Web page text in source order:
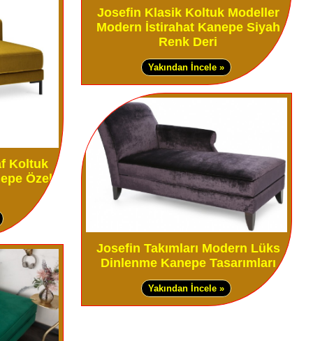
Koltuk
Özel
Josefin Klasik Koltuk Modeller
Modern İstirahat Kanepe Siyah
Renk Deri
Yakından İncele »
Josefin Takımları Modern Lüks
Dinlenme Kanepe Tasarımları
Yakından İncele »